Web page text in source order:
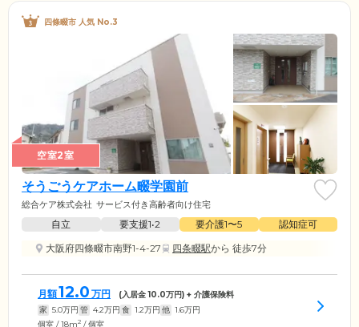
四條畷市 人気 No.3
空室2室
そうごうケアホーム畷学園前
総合ケア株式会社 サービス付き高齢者向け住宅
自立 要支援1•2 要介護1〜5
認知症可
大阪府四條畷市南野1-4-27
四条畷駅から 徒歩7分
月額12.0 万円 (入居金10.0万円) + 介護保険料
家 5.0万円 管 4.2万円 食 1.2万円 他 1.6万円
個室 / 18m2 / 個室